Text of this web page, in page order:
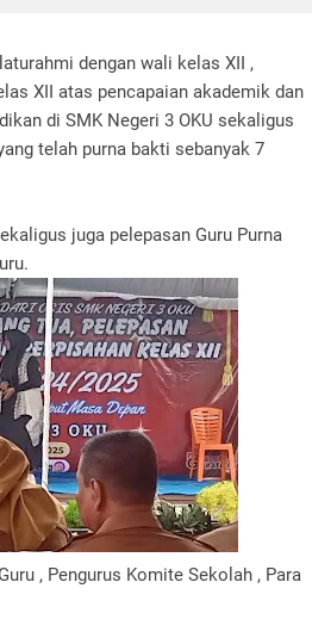
dengan wali kelas XII ,
XII atas pencapaian akademik dan
di SMK Negeri 3 OKU sekaligus
telah purna bakti sebanyak 7
juga pelepasan Guru Purna
, Pengurus Komite Sekolah , Para